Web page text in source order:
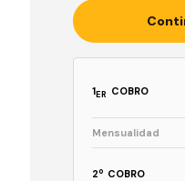
1ER COBRO
Mensualidad
2o COBRO